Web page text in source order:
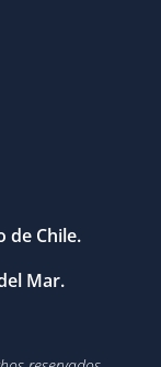
de Chile.
Mar.